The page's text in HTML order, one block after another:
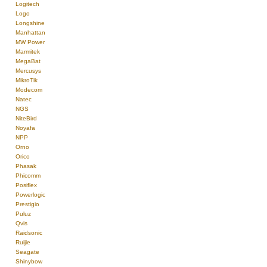
Logitech
Logo
Longshine
Manhattan
MW Power
Marmitek
MegaBat
Mercusys
MikroTik
Modecom
Natec
NGS
NiteBird
Noyafa
NPP
Orno
Orico
Phasak
Phicomm
Posiflex
Powerlogic
Prestigio
Puluz
Qvis
Raidsonic
Ruijie
Seagate
Shinybow